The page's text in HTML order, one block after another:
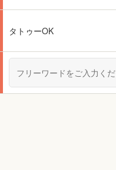
タトゥーOK